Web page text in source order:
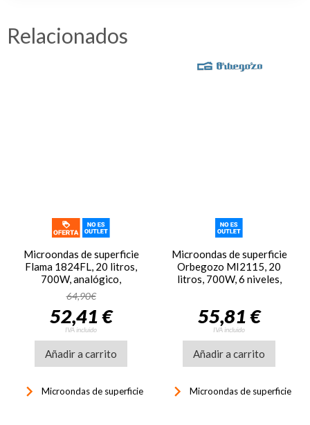
Relacionados
Microondas de superficie
Flama 1824FL, 20 litros,
700W, analógico,
temporizador, blanco
64,90€
52,41 €
IVA incluido
Añadir a carrito
keyboard_arrow_right Microondas de superficie
Microondas de superficie
Orbegozo MI2115, 20
litros, 700W, 6 niveles,
55,81 €
IVA incluido
Añadir a carrito
keyboard_arrow_right Microondas de superficie